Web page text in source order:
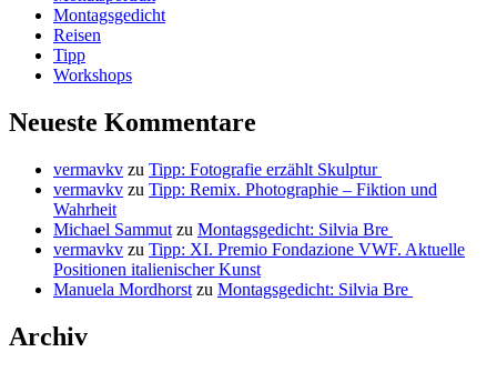
Montagsgedicht
Reisen
Tipp
Workshops
Neueste Kommentare
vermavkv zu Tipp: Fotografie erzählt Skulptur
vermavkv zu Tipp: Remix. Photographie – Fiktion und
Wahrheit
Michael Sammut zu Montagsgedicht: Silvia Bre
vermavkv zu Tipp: XI. Premio Fondazione VWF. Aktuelle
Positionen italienischer Kunst
Manuela Mordhorst zu Montagsgedicht: Silvia Bre
Archiv